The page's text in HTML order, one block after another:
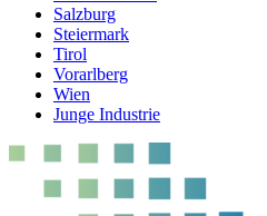
Salzburg
Steiermark
Tirol
Vorarlberg
Wien
Junge Industrie